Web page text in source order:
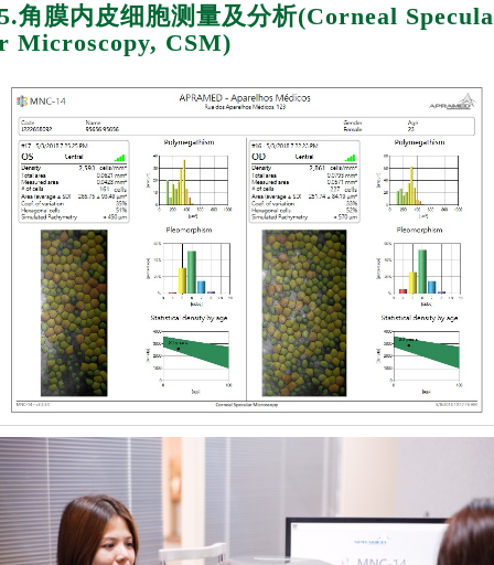
角膜内皮细胞测量及分析(Corneal Specula
Microscopy, CSM)